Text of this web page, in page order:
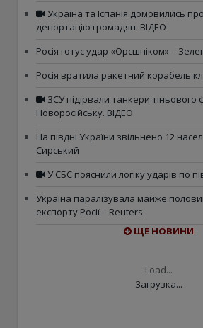
Україна та Іспанія домовились
депортацію громадян. ВІДЕО
Росія готує удар «Орєшніком» –
Росія вратила ракетний корабель
ЗСУ підірвали танкери тіньового
Новоросійську. ВІДЕО
На півдні України звільнено 12
Сирський
У СБС пояснили логіку ударів по
Україна паралізувала майже
експорту Росії – Reuters
ЩЕ НОВИНИ
Load...
Загрузка...